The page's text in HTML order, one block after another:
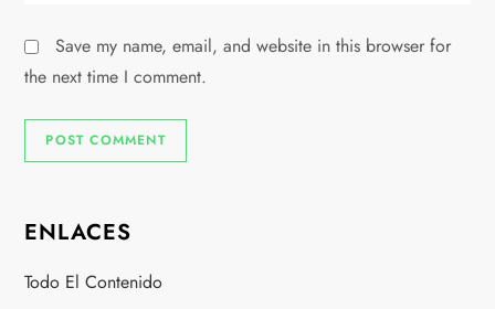
Save my name, email, and website in this browser for
the next time I comment.
ENLACES
Todo El Contenido